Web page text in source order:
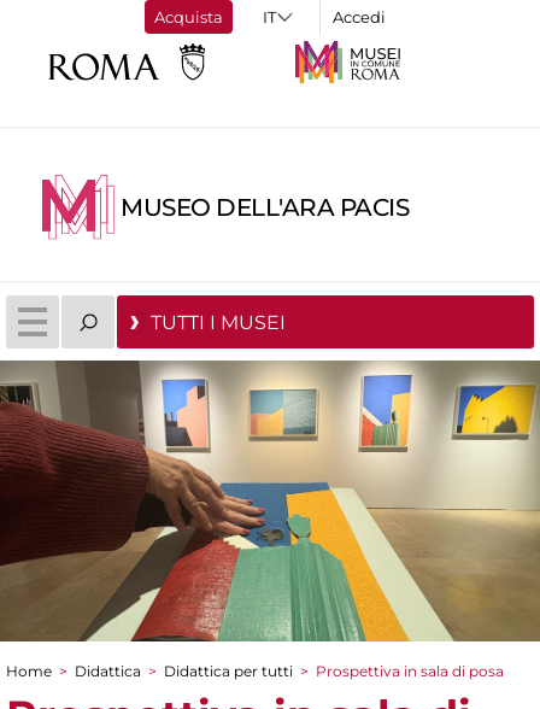
Acquista Accedi
MUSEO DELL'ARA PACIS
TUTTI I MUSEI
Tu sei qui
Home > Didattica > Didattica per tutti > Prospettiva in sala di posa